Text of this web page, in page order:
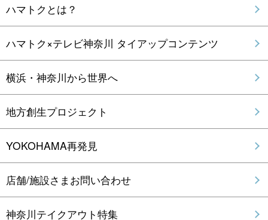
ハマトクとは？
ハマトク×テレビ神奈川 タイアップコンテンツ
横浜・神奈川から世界へ
地方創生プロジェクト
YOKOHAMA再発見
店舗/施設さまお問い合わせ
神奈川テイクアウト特集